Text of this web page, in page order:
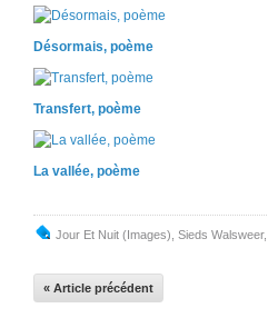
Désormais, poème
Transfert, poème
La vallée, poème
Jour Et Nuit (images) Sieds Walsweer,
« Article précédent